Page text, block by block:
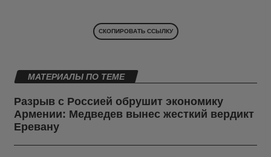
СКОПИРОВАТЬ ССЫЛКУ
МАТЕРИАЛЫ ПО ТЕМЕ
Разрыв с Россией обрушит экономику
Армении: Медведев вынес жесткий вердикт
Еревану